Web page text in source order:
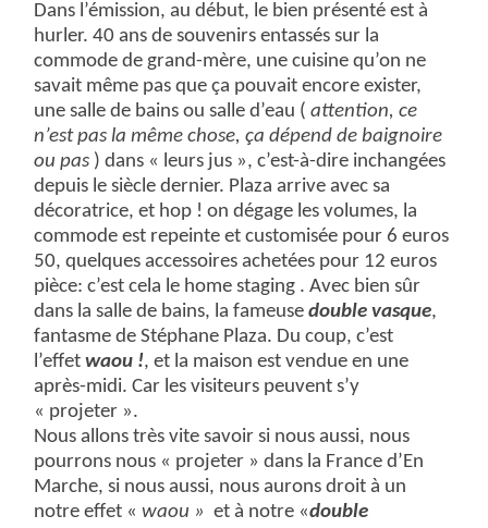
Dans l’émission, au début, le bien présenté est à
hurler. 40 ans de souvenirs entassés sur la
commode de grand-mère, une cuisine qu’on ne
savait même pas que ça pouvait encore exister,
une salle de bains ou salle d’eau (attention, ce
n’est pas la même chose, ça dépend de baignoire
ou pas ) dans « leurs jus », c’est-à-dire inchangées
depuis le siècle dernier. Plaza arrive avec sa
décoratrice, et hop ! on dégage les volumes, la
commode est repeinte et customisée pour 6 euros
50, quelques accessoires achetées pour 12 euros
pièce: c’est cela le home staging . Avec bien sûr
dans la salle de bains, la fameusedouble vasque,
fantasme de Stéphane Plaza. Du coup, c’est
l’effet waou !, et la maison est vendue en une
après-midi. Car les visiteurs peuvent s’y
« projeter ».
Nous allons très vite savoir si nous aussi, nous
pourrons nous « projeter » dans la France d’En
Marche, si nous aussi, nous aurons droit à un
notre effet «waou » et à notre «double